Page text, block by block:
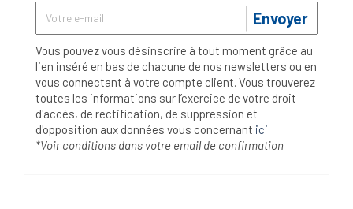
Envoyer
Vous pouvez vous désinscrire à tout moment grâce au
lien inséré en bas de chacune de nos newsletters ou en
vous connectant à votre compte client. Vous trouverez
toutes les informations sur l’exercice de votre droit
d'accès, de rectification, de suppression et
d'opposition aux données vous concernant ici
*Voir conditions dans votre email de confirmation